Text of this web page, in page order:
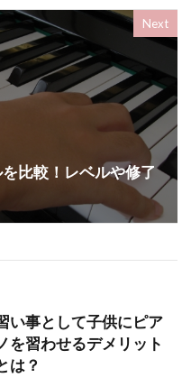
Next
比較！レベルや修了
い事として子供にピア
を習わせるデメリット
は？